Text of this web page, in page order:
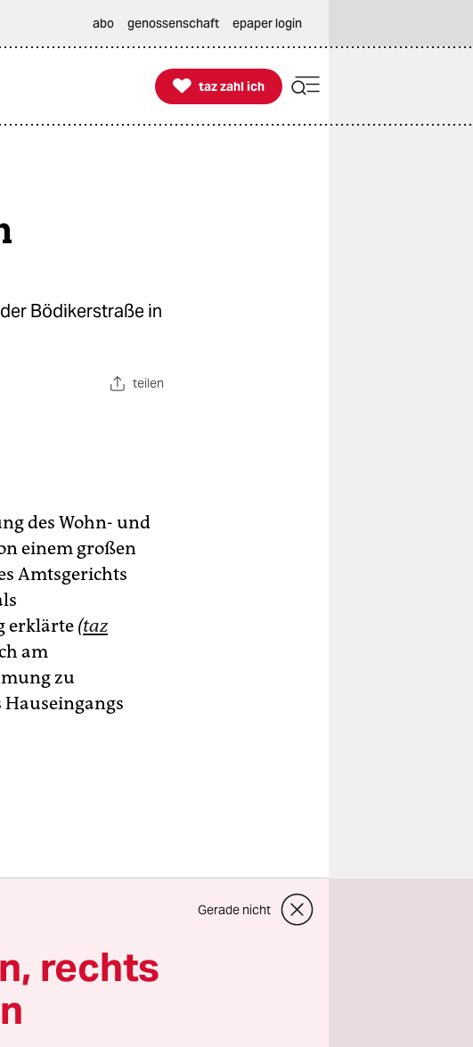
abo genossenschaft epaper login

taz zahl ich
taz zahl ich
Bödikerstraße in
teilen
des Wohn- und
einem großen
Amtsgerichts
erklärte (taz
am
zu
Gerade nicht
rechts